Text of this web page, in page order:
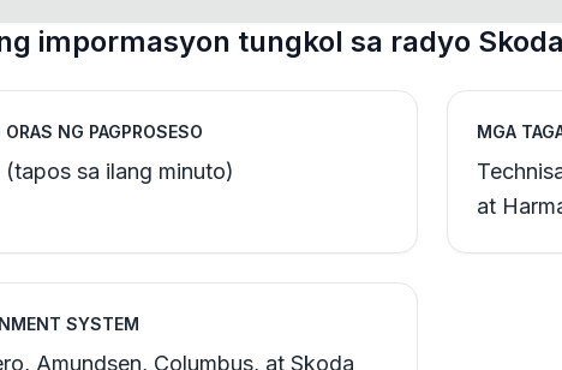
impormasyon tungkol sa radyo Skoda
NG PAGPROSESO
sa ilang minuto)
MGA
at
SYSTEM
Amundsen, Columbus, at Skoda